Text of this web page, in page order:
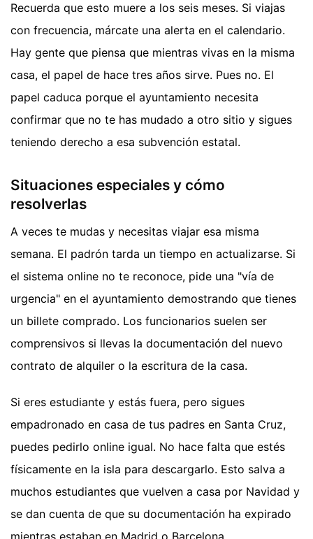
Recuerda que esto muere a los seis meses. Si viajas
con frecuencia, márcate una alerta en el calendario.
Hay gente que piensa que mientras vivas en la misma
casa, el papel de hace tres años sirve. Pues no. El
papel caduca porque el ayuntamiento necesita
confirmar que no te has mudado a otro sitio y sigues
teniendo derecho a esa subvención estatal.
Situaciones especiales y cómo
resolverlas
A veces te mudas y necesitas viajar esa misma
semana. El padrón tarda un tiempo en actualizarse. Si
el sistema online no te reconoce, pide una "vía de
urgencia" en el ayuntamiento demostrando que tienes
un billete comprado. Los funcionarios suelen ser
comprensivos si llevas la documentación del nuevo
contrato de alquiler o la escritura de la casa.
Si eres estudiante y estás fuera, pero sigues
empadronado en casa de tus padres en Santa Cruz,
puedes pedirlo online igual. No hace falta que estés
físicamente en la isla para descargarlo. Esto salva a
muchos estudiantes que vuelven a casa por Navidad y
se dan cuenta de que su documentación ha expirado